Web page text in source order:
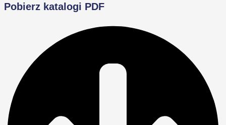
Pobierz katalogi PDF